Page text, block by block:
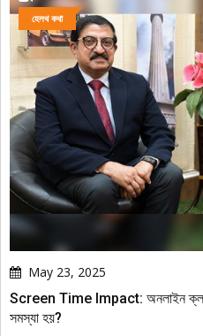
হেলথ কথা
May 23, 2025
Screen Time Impact: অনলাইন ক্লাস
সমস্যা হয়?